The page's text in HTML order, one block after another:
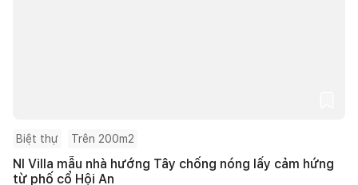
Biệt thự Trên 200m2
NI Villa mẫu nhà hướng Tây chống nóng lấy cảm hứng
từ phố cổ Hội An